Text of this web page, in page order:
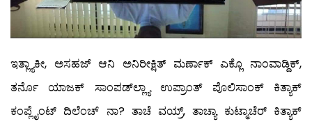
ಇತ್ಲ್ಯಾಕೀ, ಅಸಹಜ್ ಆನಿ ಅನಿರೀಕ್ಷಿತ್ ಮರ್ಣಾಕ್ ಎಕ್ಲೊ ನಾಂವಾಡ್ದಿಕ್,
ತರ್ನೊ ಯಾಜಕ್ ಸಾಂಪಡ್‍ಲ್ಲ್ಯಾ ಉಪ್ರಾಂತ್ ಪೊಲಿಸಾಂಕ್ ಕಿತ್ಯಾಕ್
ಕಂಪ್ಲೈಂಟ್ ದಿಲೆಂಚ್ ನಾ? ತಾಚೆ ವಯ್ರ್, ತಾಚ್ಯಾ ಕುಟ್ಮಾಚೆರ್ ಕಿತ್ಯಾಕ್